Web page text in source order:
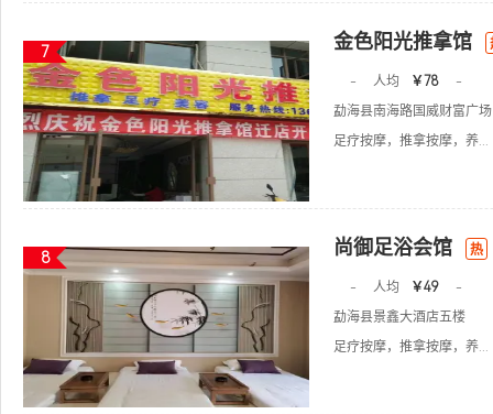
7 金色阳光推拿馆
- 人均 ￥78
-
勐海县南海路国威财富广
足疗按摩，推拿按摩，养...
8 尚御足浴会馆 热
- 人均 ￥49
-
勐海县景鑫大酒店五楼
足疗按摩，推拿按摩，养...